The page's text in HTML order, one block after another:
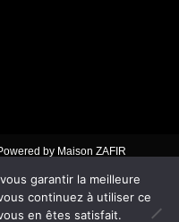
by Maison ZAFIR
garantir la meilleure
continuez à utiliser ce
en êtes satisfait.